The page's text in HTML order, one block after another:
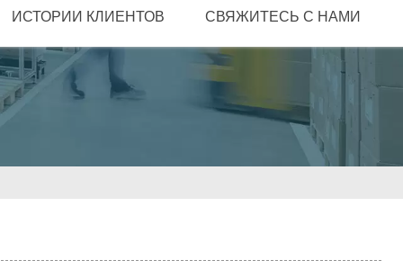
ИСТОРИИ КЛИЕНТОВ СВЯЖИТЕСЬ С НАМИ